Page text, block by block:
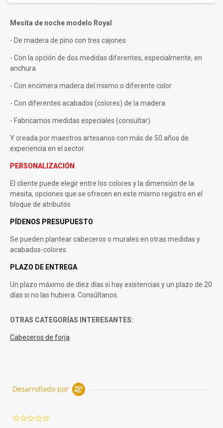
Mesita de noche modelo Royal
- De madera de pino con tres cajones
- Con la opción de dos medidas diferentes, especialmente, en
anchura
- Con encimera madera del mismo o diferente color
- Con diferentes acabados (colores) de la madera
- Fabricamos medidas especiales (consultar)
Y creada por maestros artesanos con más de 50 años de
experiencia en el sector.
PERSONALIZACIÓN
El cliente puede elegir entre los colores y la dimensión de la
mesita, opciones que se ofrecen en este mismo registro en el
bloque de atributos
PÍDENOS PRESUPUESTO
Se pueden plantear cabeceros o murales en otras medidas y
acabados-colores
PLAZO DE ENTREGA
Un plazo máximo de diez días si hay existencias y un plazo de 20
días si no las hubiera. Consúltanos.
OTRAS CATEGORÍAS INTERESANTES:
Cabeceros de forja
Desarrollado por